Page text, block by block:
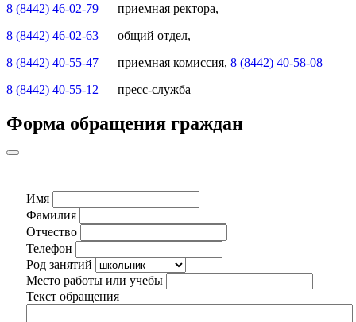
8 (8442) 46-02-79 — приемная ректора,
8 (8442) 46-02-63 — общий отдел,
8 (8442) 40-55-47 — приемная комиссия, 8 (8442) 40-58-08
8 (8442) 40-55-12 — пресс-служба
Форма обращения граждан
Имя
Фамилия
Отчество
Телефон
Род занятий
Место работы или учебы
Текст обращения